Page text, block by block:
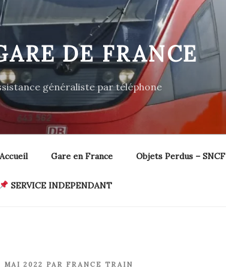
DE FRANCE
généraliste par téléphone
Accueil Gare en France Objets Perdus – SNCF
SERVICE INDEPENDANT
MAI 2022 PAR FRANCE TRAIN